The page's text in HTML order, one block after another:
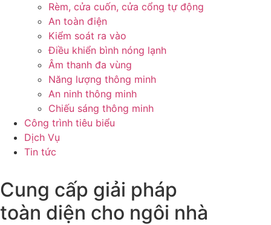
Rèm, cửa cuốn, cửa cổng tự động
An toàn điện
Kiểm soát ra vào
Điều khiển bình nóng lạnh
Âm thanh đa vùng
Năng lượng thông minh
An ninh thông minh
Chiếu sáng thông minh
Công trình tiêu biểu
Dịch Vụ
Tin tức
Cung cấp giải pháp
toàn diện cho ngôi nhà